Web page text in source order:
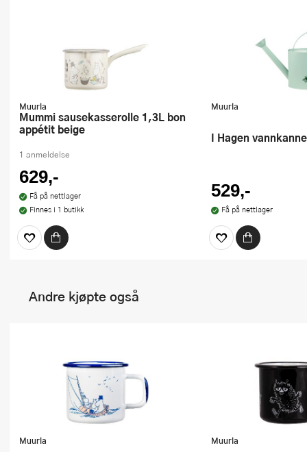
Muurla
Mummi sausekasserolle 1,3L bon
appétit beige
1 anmeldelse
629,-
Få på nettlager
Finnes i 1 butikk
Muurla
I Hagen
529,-
Få på nettlager
Andre kjøpte også
Muurla Muurla